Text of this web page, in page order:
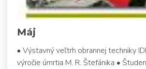
Máj
• Výstavný veľtrh obrannej techniky
výročie úmrtia M. R. Štefánika •